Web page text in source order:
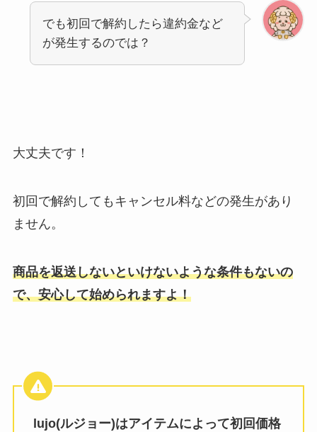
でも初回で解約したら違約金など
が発生するのでは？
大丈夫です！
初回で解約してもキャンセル料などの発生があり
ません。
商品を返送しないといけないような条件もないの
で、安心して始められますよ！
lujo(ルジョー)はアイテムによって初回価格